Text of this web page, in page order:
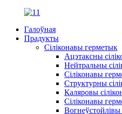
Галоўная
Прадукты
Сіліконавы герметык
Ацэтаксны
Нейтральны
Сіліконавы
Структурны
Каляровы
Сіліконавы
Вогнеўстойлівы